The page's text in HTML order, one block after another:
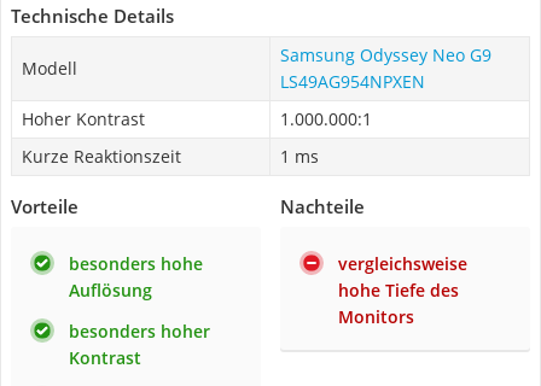
Technische Details
Modell
Samsung Odyssey Neo‎ G9
LS49AG954NPXEN
Hoher Kontrast
1.000.000:1
Kurze Reaktionszeit
1 ms
Vorteile
besonders hohe
Auflösung
besonders hoher
Kontrast
Nachteile
vergleichsweise
hohe Tiefe des
Monitors